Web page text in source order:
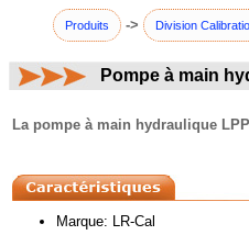
Produits -> Division
Pompe à main
La pompe à main hydraulique
Marque: LR-Cal